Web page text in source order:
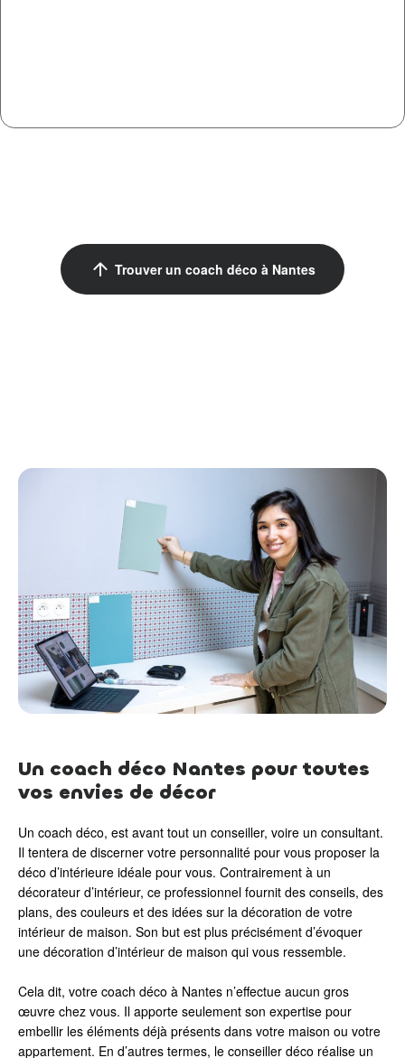
arrow_upward Trouver un coach déco à Nantes
Un coach déco Nantes pour toutes
vos envies de décor
Un coach déco, est avant tout un conseiller, voire un consultant.
Il tentera de discerner votre personnalité pour vous proposer la
déco d’intérieure idéale pour vous. Contrairement à un
décorateur d’intérieur, ce professionnel fournit des conseils, des
plans, des couleurs et des idées sur la décoration de votre
intérieur de maison. Son but est plus précisément d’évoquer
une décoration d’intérieur de maison qui vous ressemble.
Cela dit, votre coach déco à Nantes n’effectue aucun gros
œuvre chez vous. Il apporte seulement son expertise pour
embellir les éléments déjà présents dans votre maison ou votre
appartement. En d’autres termes, le conseiller déco réalise un